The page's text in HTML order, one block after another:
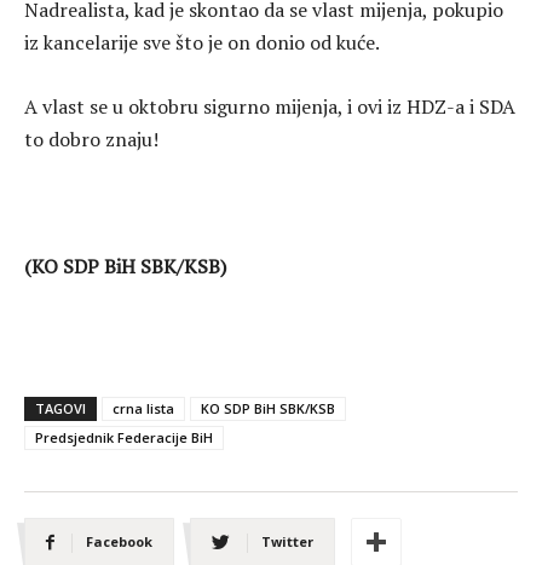
Nadrealista, kad je skontao da se vlast mijenja, pokupio
iz kancelarije sve što je on donio od kuće.
A vlast se u oktobru sigurno mijenja, i ovi iz HDZ-a i SDA
to dobro znaju!
(KO SDP BiH SBK/KSB)
TAGOVI crna lista
KO SDP BiH SBK/KSB
Predsjednik Federacije BiH
Facebook Twitter